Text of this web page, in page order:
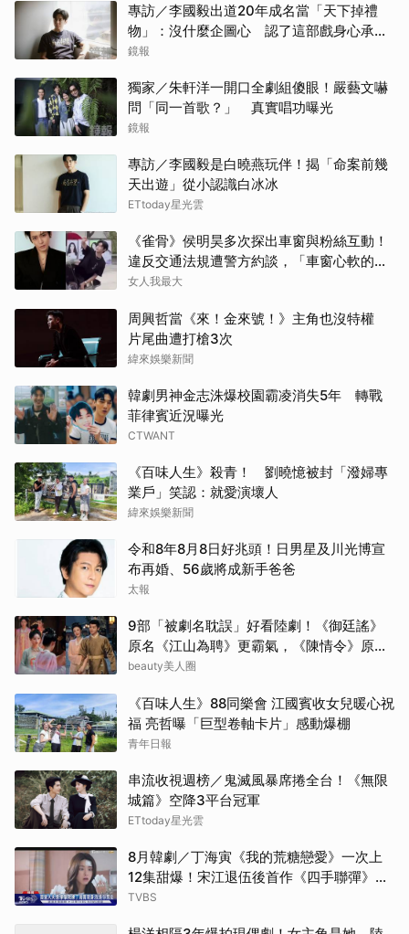
柳樂
生田
戶田
金宣
Rain
專訪／李國毅出道20年成名當「天下掉禮
物」：沒什麼企圖心 認了這部戲身心承受
壓力最大
鏡報
獨家／朱軒洋一開口全劇組傻眼！嚴藝文嚇
問「同一首歌？」 真實唱功曝光
鏡報
專訪／李國毅是白曉燕玩伴！揭「命案前幾
天出遊」從小認識白冰冰
ETtoday星光雲
《雀骨》侯明昊多次探出車窗與粉絲互動！
違反交通法規遭警方約談，「車窗心軟的
神」上熱搜
女人我最大
周興哲當《來！金來號！》主角也沒特權
片尾曲遭打槍3次
緯來娛樂新聞
韓劇男神金志洙爆校園霸凌消失5年 轉戰
菲律賓近況曝光
CTWANT
《百味人生》殺青！ 劉曉憶被封「潑婦專
業戶」笑認：就愛演壞人
緯來娛樂新聞
令和8年8月8日好兆頭！日男星及川光博宣
布再婚、56歲將成新手爸爸
太報
9部「被劇名耽誤」好看陸劇！《御廷謠》
原名《江山為聘》更霸氣，《陳情令》原名
好聽
beauty美人圈
《百味人生》88同樂會 江國賓收女兒暖心祝
福 亮哲曝「巨型卷軸卡片」感動爆棚
青年日報
串流收視週榜／鬼滅風暴席捲全台！《無限
城篇》空降3平台冠軍
ETtoday星光雲
8月韓劇／丁海寅《我的荒糖戀愛》一次上
12集甜爆！宋江退伍後首作《四手聯彈》倒
數
TVBS